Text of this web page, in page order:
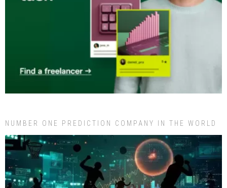
NUMBER ONE PREDICTION COMPANY IN THE WORLD